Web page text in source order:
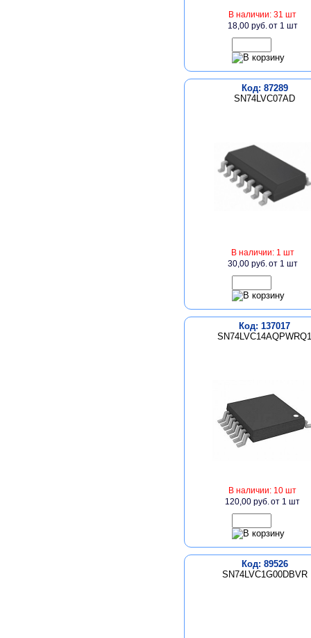
В наличии: 31 шт
18,00 руб.от 1 шт
Код: 87289
SN74LVC07AD
В наличии: 1 шт
30,00 руб.от 1 шт
Код: 137017
SN74LVC14AQPWRQ1
В наличии: 10 шт
120,00 руб.от 1 шт
Код: 89526
SN74LVC1G00DBVR